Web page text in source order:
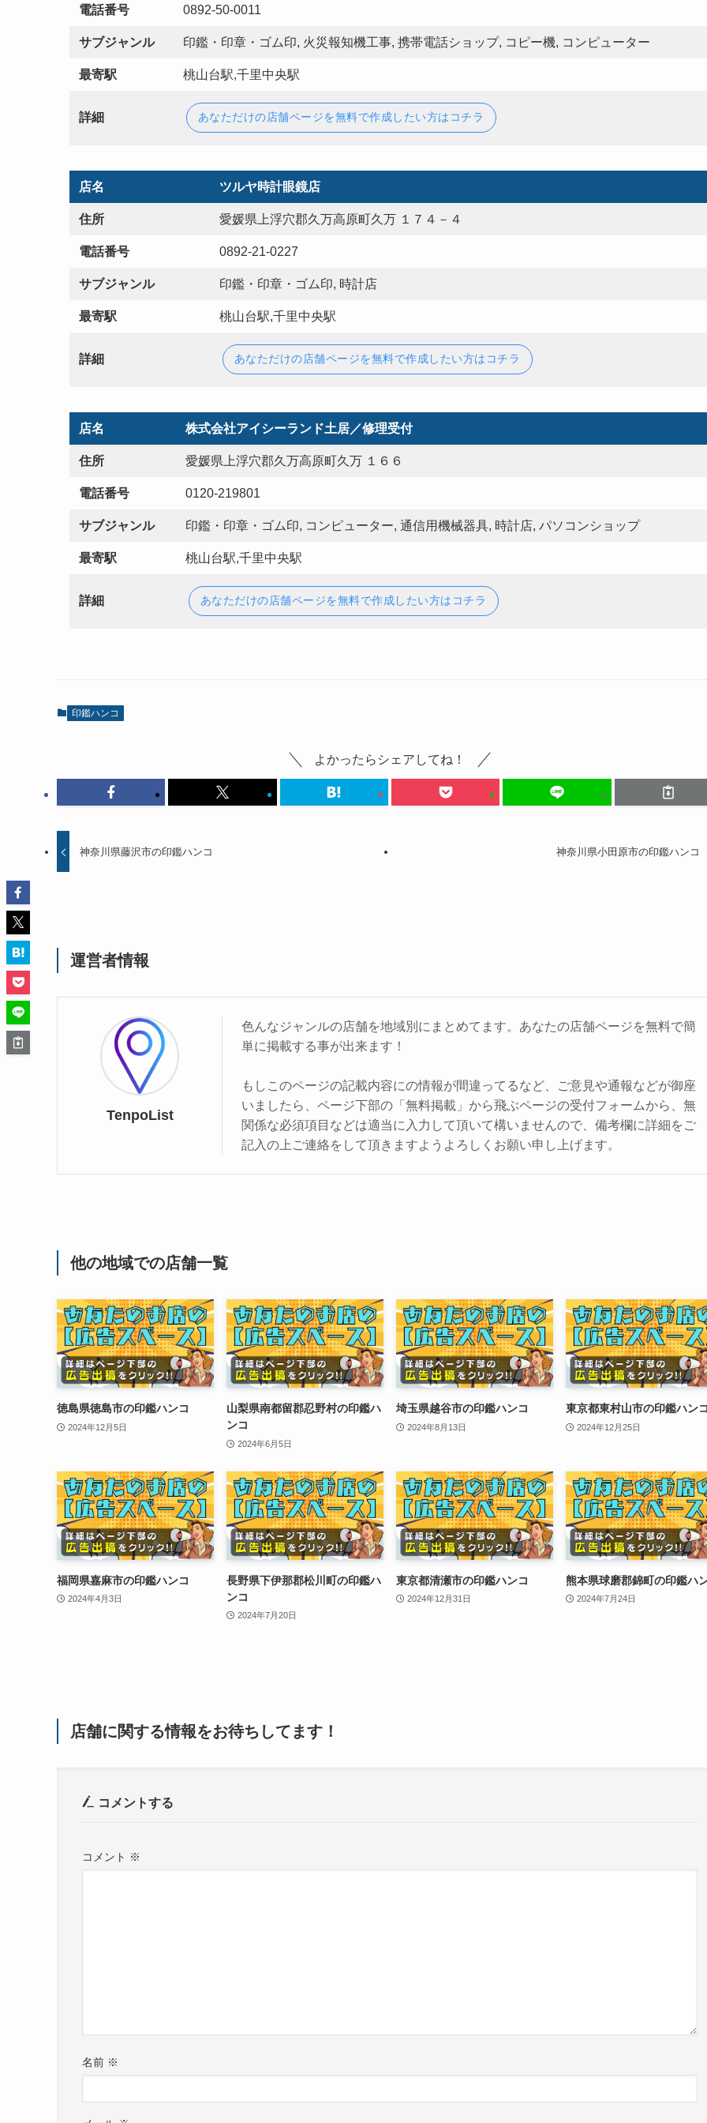
電話番号 0892-50-0011
サブジャンル 印鑑・印章・ゴム印, 火災報知機工事, 携帯電話ショップ, コピー機, コンピューター
最寄駅 桃山台駅,千里中央駅
詳細 あなただけの店舗ページを無料で作成したい方はコチラ
店名 ツルヤ時計眼鏡店
住所 愛媛県上浮穴郡久万高原町久万 １７４－４
電話番号 0892-21-0227
サブジャンル 印鑑・印章・ゴム印, 時計店
最寄駅 桃山台駅,千里中央駅
詳細 あなただけの店舗ページを無料で作成したい方はコチラ
店名 株式会社アイシーランド土居／修理受付
住所 愛媛県上浮穴郡久万高原町久万 １６６
電話番号 0120-219801
サブジャンル 印鑑・印章・ゴム印, コンピューター, 通信用機械器具, 時計店, パソコンショップ
最寄駅 桃山台駅,千里中央駅
詳細 あなただけの店舗ページを無料で作成したい方はコチラ
印鑑ハンコ
よかったらシェアしてね！
神奈川県藤沢市の印鑑ハンコ 神奈川県小田原市の印鑑ハンコ
運営者情報
TenpoList
色んなジャンルの店舗を地域別にまとめてます。あなたの店舗ページを無料で簡
単に掲載する事が出来ます！
もしこのページの記載内容にの情報が間違ってるなど、ご意見や通報などが御座
いましたら、ページ下部の「無料掲載」から飛ぶページの受付フォームから、無
関係な必須項目などは適当に入力して頂いて構いませんので、備考欄に詳細をご
記入の上ご連絡をして頂きますようよろしくお願い申し上げます。
他の地域での店舗一覧
徳島県徳島市の印鑑ハンコ
2024年12月5日
山梨県南都留郡忍野村の印鑑ハ
ンコ
2024年6月5日
埼玉県越谷市の印鑑ハンコ
2024年8月13日
東京都東村山市の印鑑ハン
2024年12月25日
福岡県嘉麻市の印鑑ハンコ
2024年4月3日
長野県下伊那郡松川町の印鑑ハ
ンコ
2024年7月20日
東京都清瀬市の印鑑ハンコ
2024年12月31日
熊本県球磨郡錦町の印鑑ハ
2024年7月24日
店舗に関する情報をお待ちしてます！
コメントする
コメント ※
名前 ※